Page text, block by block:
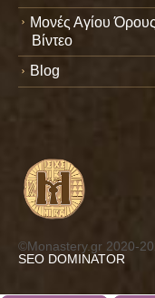
Μονές Αγίου
Βίντεο
Blog
©Monastery.gr 2020-
SEO DOMINATOR